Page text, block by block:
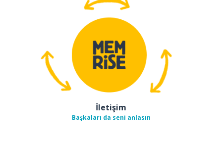
İletişim
Başkaları da seni anlasın